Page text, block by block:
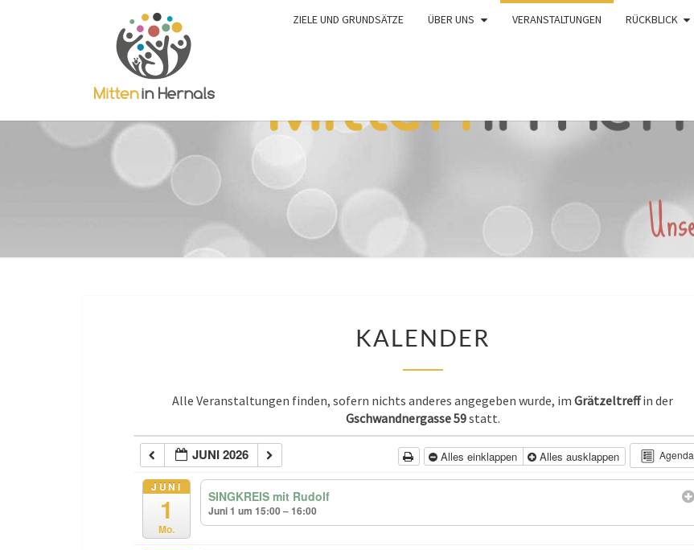
ZIELE UND GRUNDSÄTZE ÜBER UNS VERANSTALTUNGEN RÜCKBLICK
KALENDER
Alle Veranstaltungen finden, sofern nichts anderes angegeben wurde, imGrätzeltreffin der
Gschwandnergasse 59statt.
Agenda
JUNI 2026 Alles einklappen Alles ausklappen
JUNI
1
Mo.
SINGKREIS mit Rudolf
Juni 1 um 15:00 – 16:00